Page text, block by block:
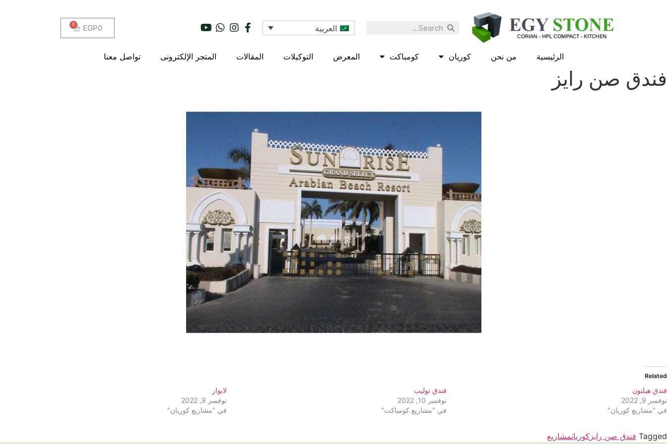
العربية EGP0
الرئيسية من نحن كوريان كومباكت المعرض التوكيلات المقالات المتجر الإلكترونى تواصل معنا
فندق صن رايز
Related
فندق هيلتون
نوفمبر 9, 2022
في "مشاريع كوريان"
فندق توليب
نوفمبر 10, 2022
في "مشاريع كومباكت"
لابوار
نوفمبر 9, 2022
في "مشاريع كوريان"
Tagged فندق صن رايز كوريانمشاريع